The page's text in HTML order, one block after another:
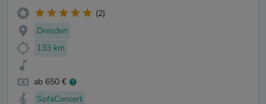
(2)
Dresden
133 km
ab 650 €
SofaConcert